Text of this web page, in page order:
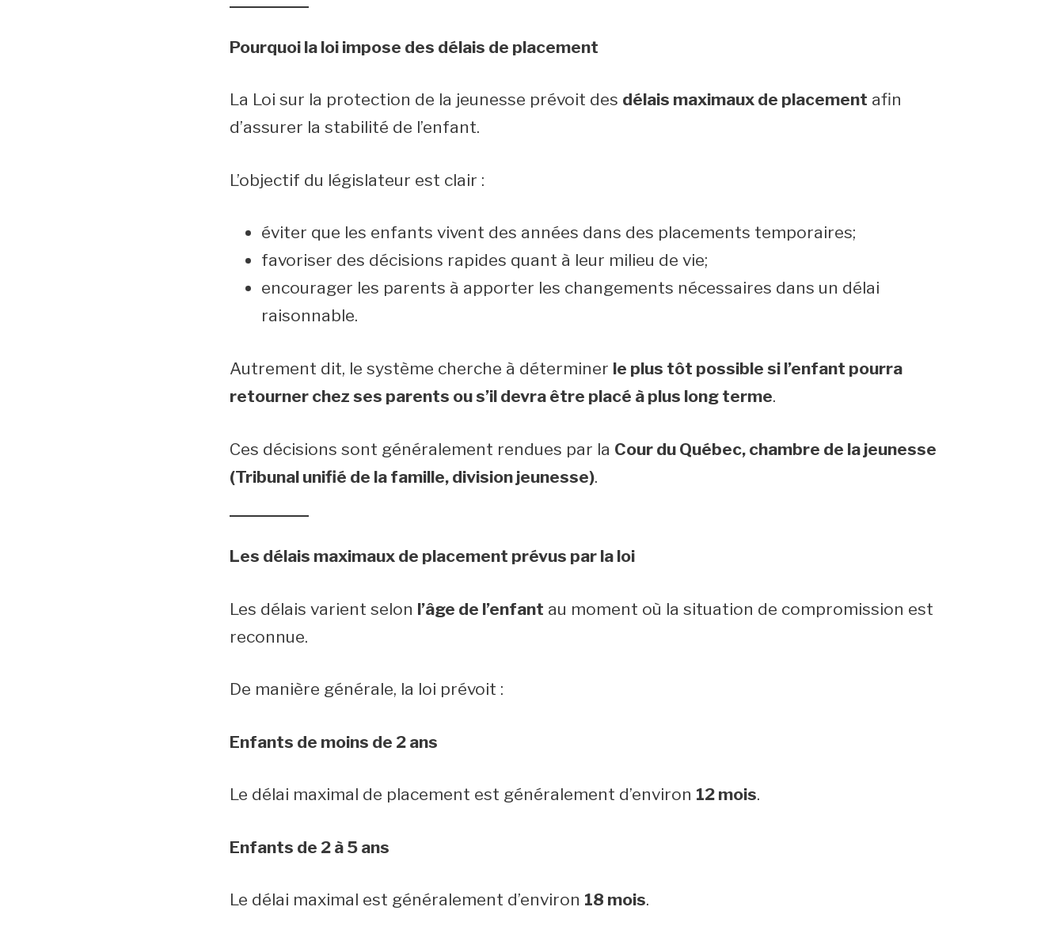
Pourquoi la loi impose des délais de placement
La Loi sur la protection de la jeunesse prévoit des délais maximaux de placement afin
d’assurer la stabilité de l’enfant.
L’objectif du législateur est clair :
éviter que les enfants vivent des années dans des placements temporaires;
favoriser des décisions rapides quant à leur milieu de vie;
encourager les parents à apporter les changements nécessaires dans un délai
raisonnable.
Autrement dit, le système cherche à déterminer le plus tôt possible si l’enfant pourra
retourner chez ses parents ou s’il devra être placé à plus long terme.
Ces décisions sont généralement rendues par la Cour du Québec, chambre de la jeunesse
(Tribunal unifié de la famille, division jeunesse).
Les délais maximaux de placement prévus par la loi
Les délais varient selon l’âge de l’enfant au moment où la situation de compromission est
reconnue.
De manière générale, la loi prévoit :
Enfants de moins de 2 ans
Le délai maximal de placement est généralement d’environ 12 mois.
Enfants de 2 à 5 ans
Le délai maximal est généralement d’environ 18 mois.